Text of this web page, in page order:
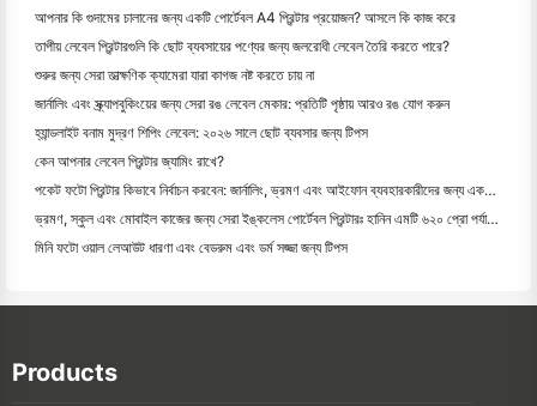
আপনার কি গুদামের চালানের জন্য একটি পোর্টেবল A4 প্রিন্টার প্রয়োজন? আসলে কি কাজ করে
তাপীয় লেবেল প্রিন্টারগুলি কি ছোট ব্যবসায়ের পণ্যের জন্য জলরোধী লেবেল তৈরি করতে পারে?
শুরুর জন্য সেরা তাত্ক্ষণিক ক্যামেরা যারা কাগজ নষ্ট করতে চায় না
জার্নালিং এবং স্ক্র্যাপবুকিংয়ের জন্য সেরা রঙ লেবেল মেকার: প্রতিটি পৃষ্ঠায় আরও রঙ যোগ করুন
হ্যান্ডলাইট বনাম মুদ্রণ শিপিং লেবেল: ২০২৬ সালে ছোট ব্যবসার জন্য টিপস
কেন আপনার লেবেল প্রিন্টার জ্যামিং রাখে?
পকেট ফটো প্রিন্টার কিভাবে নির্বাচন করবেন: জার্নালিং, ভ্রমণ এবং আইফোন ব্যবহারকারীদের জন্য একটি সম্পূর্ণ গাই
ভ্রমণ, স্কুল এবং মোবাইল কাজের জন্য সেরা ইঙ্কলেস পোর্টেবল প্রিন্টারঃ হানিন এমটি ৬২০ প্রো পর্যালোচনা
মিনি ফটো ওয়াল লেআউট ধারণা এবং বেডরুম এবং ডর্ম সজ্জা জন্য টিপস
Products